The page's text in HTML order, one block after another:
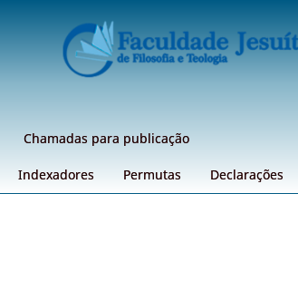
Chamadas para publicação
Indexadores Permutas Declarações